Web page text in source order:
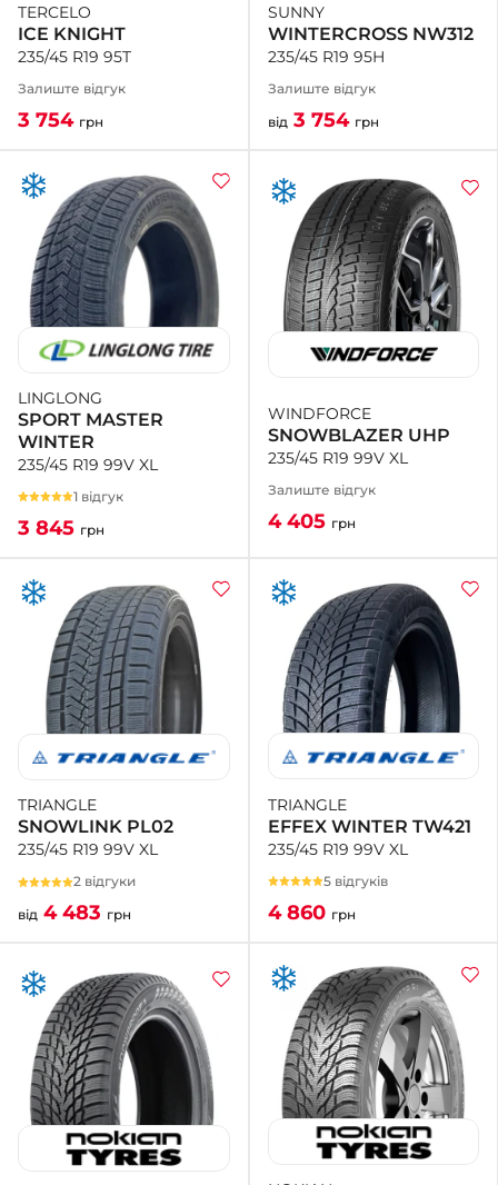
TERCELO
ICE KNIGHT
235/45 R19 95T
Залиште відгук
3 754 грн
SUNNY
WINTERCROSS NW312
235/45 R19 95H
Залиште відгук
від 3 754 грн
LINGLONG
SPORT MASTER
WINTER
235/45 R19 99V XL
1 відгук
3 845 грн
WINDFORCE
SNOWBLAZER UHP
235/45 R19 99V XL
Залиште відгук
4 405 грн
TRIANGLE
SNOWLINK PL02
235/45 R19 99V XL
2 відгуки
від 4 483 грн
TRIANGLE
EFFEX WINTER TW421
235/45 R19 99V XL
5 відгуків
4 860 грн